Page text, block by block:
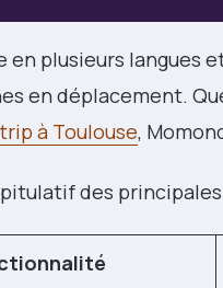
en plusieurs langues
en déplacement.
à Toulouse,
des